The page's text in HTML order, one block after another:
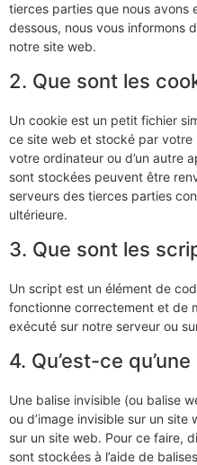
tierces parties que nous avons
dessous, nous vous informons
notre site web.
2. Que sont les
Un cookie est un petit fichier
ce site web et stocké par
votre ordinateur ou d’un autre
sont stockées peuvent être
serveurs des tierces parties
ultérieure.
3. Que sont les
Un script est un élément de
fonctionne correctement et de
exécuté sur notre serveur ou
4. Qu’est-ce
Une balise invisible (ou balise
ou d’image invisible sur un
sur un site web. Pour ce faire,
sont stockées à l’aide de